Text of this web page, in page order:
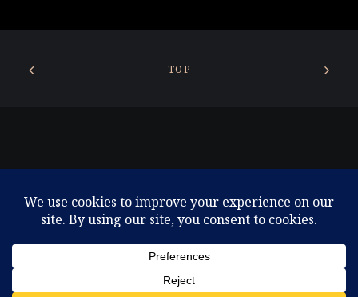
TOP
© 2026 東京コンテンポラリーシアター. All rights reserved